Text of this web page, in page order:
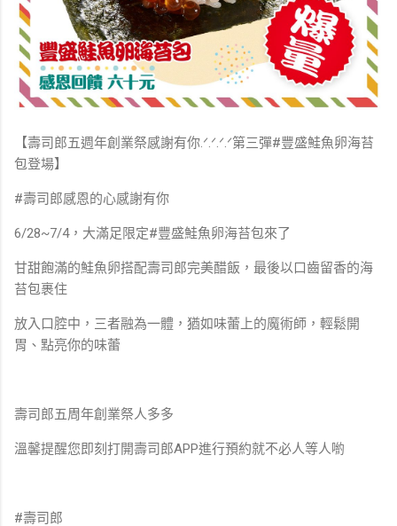
【壽司郎五週年創業祭感謝有你.ᐟ.ᐟ.ᐟ.ᐟ第三彈#豐盛鮭魚卵海苔
包登場】⁣
#壽司郎感恩的心感謝有你⁣
6/28~7/4，大滿足限定#豐盛鮭魚卵海苔包來了⁣
甘甜飽滿的鮭魚卵搭配壽司郎完美醋飯，最後以口齒留香的海
苔包裹住⁣
放入口腔中，三者融為一體，猶如味蕾上的魔術師，輕鬆開
胃、點亮你的味蕾⁣
壽司郎五周年創業祭人多多⁣
溫馨提醒您即刻打開壽司郎APP進行預約就不必人等人喲⁣
#壽司郎